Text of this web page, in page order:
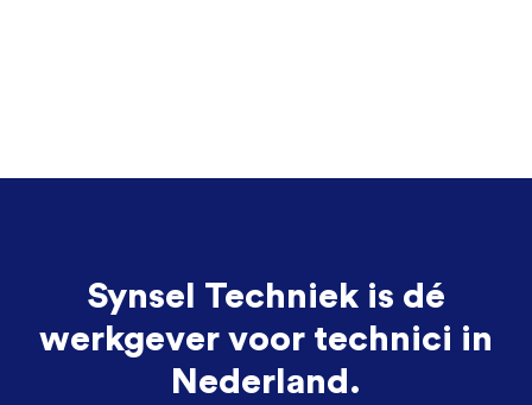
Synsel Techniek is dé
werkgever voor technici in
Nederland.